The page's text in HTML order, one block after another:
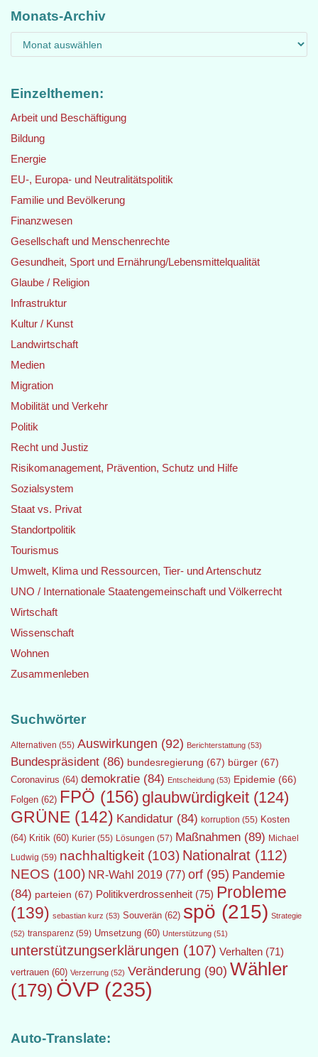
Monats-Archiv
Einzelthemen:
Arbeit und Beschäftigung
Bildung
Energie
EU-, Europa- und Neutralitätspolitik
Familie und Bevölkerung
Finanzwesen
Gesellschaft und Menschenrechte
Gesundheit, Sport und Ernährung/Lebensmittelqualität
Glaube / Religion
Infrastruktur
Kultur / Kunst
Landwirtschaft
Medien
Migration
Mobilität und Verkehr
Politik
Recht und Justiz
Risikomanagement, Prävention, Schutz und Hilfe
Sozialsystem
Staat vs. Privat
Standortpolitik
Tourismus
Umwelt, Klima und Ressourcen, Tier- und Artenschutz
UNO / Internationale Staatengemeinschaft und Völkerrecht
Wirtschaft
Wissenschaft
Wohnen
Zusammenleben
Suchwörter
Alternativen (55) Auswirkungen (92) Berichterstattung (53)
Bundespräsident (86) bundesregierung (67) bürger (67)
Coronavirus (64) demokratie (84) Entscheidung (53) Epidemie (66)
Folgen (62) FPÖ (156) glaubwürdigkeit (124)
GRÜNE (142) Kandidatur (84) korruption (55) Kosten
(64) Kritik (60) Kurier (55) Lösungen (57) Maßnahmen (89) Michael
Ludwig (59) nachhaltigkeit (103) Nationalrat (112)
NEOS (100) NR-Wahl 2019 (77) orf (95) Pandemie
(84) parteien (67) Politikverdrossenheit (75) Probleme
(139) sebastian kurz (53) Souverän (62) spö (215) Strategie
(52) transparenz (59) Umsetzung (60) Unterstützung (51)
unterstützungserklärungen (107) Verhalten (71)
vertrauen (60) Verzerrung (52) Veränderung (90) Wähler
(179) ÖVP (235)
Auto-Translate: